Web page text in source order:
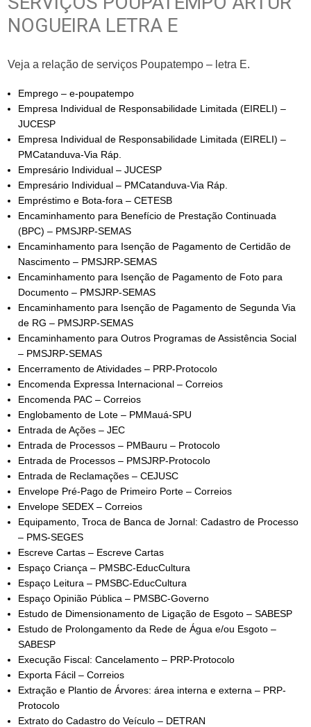
NOGUEIRA LETRA E
Veja a relação de serviços Poupatempo – letra E.
Emprego – e-poupatempo
Empresa Individual de Responsabilidade Limitada (EIRELI) –
JUCESP
Empresa Individual de Responsabilidade Limitada (EIRELI) –
PMCatanduva-Via Ráp.
Empresário Individual – JUCESP
Empresário Individual – PMCatanduva-Via Ráp.
Empréstimo e Bota-fora – CETESB
Encaminhamento para Benefício de Prestação Continuada
(BPC) – PMSJRP-SEMAS
Encaminhamento para Isenção de Pagamento de Certidão de
Nascimento – PMSJRP-SEMAS
Encaminhamento para Isenção de Pagamento de Foto para
Documento – PMSJRP-SEMAS
Encaminhamento para Isenção de Pagamento de Segunda Via
de RG – PMSJRP-SEMAS
Encaminhamento para Outros Programas de Assistência Social
– PMSJRP-SEMAS
Encerramento de Atividades – PRP-Protocolo
Encomenda Expressa Internacional – Correios
Encomenda PAC – Correios
Englobamento de Lote – PMMauá-SPU
Entrada de Ações – JEC
Entrada de Processos – PMBauru – Protocolo
Entrada de Processos – PMSJRP-Protocolo
Entrada de Reclamações – CEJUSC
Envelope Pré-Pago de Primeiro Porte – Correios
Envelope SEDEX – Correios
Equipamento, Troca de Banca de Jornal: Cadastro de Processo
– PMS-SEGES
Escreve Cartas – Escreve Cartas
Espaço Criança – PMSBC-EducCultura
Espaço Leitura – PMSBC-EducCultura
Espaço Opinião Pública – PMSBC-Governo
Estudo de Dimensionamento de Ligação de Esgoto – SABESP
Estudo de Prolongamento da Rede de Água e/ou Esgoto –
SABESP
Execução Fiscal: Cancelamento – PRP-Protocolo
Exporta Fácil – Correios
Extração e Plantio de Árvores: área interna e externa – PRP-
Protocolo
Extrato do Cadastro do Veículo – DETRAN